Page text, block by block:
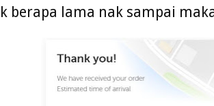
berapa lama nak sampai